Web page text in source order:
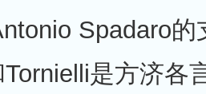
Spadaro的
是方济各